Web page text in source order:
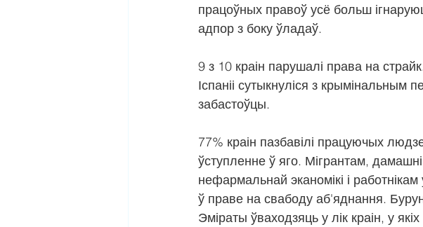
працоўных правоў усё больш
адпор з боку ўладаў.
9 з 10 краін парушалі права на
Іспаніі сутыкнуліся з
забастоўцы.
77% краін пазбавілі працуючых
ўступленне ў яго. Мігрантам,
нефармальнай эканомікі і
ў праве на свабоду аб'яднання.
Эміраты ўваходзяць у лік краін, у